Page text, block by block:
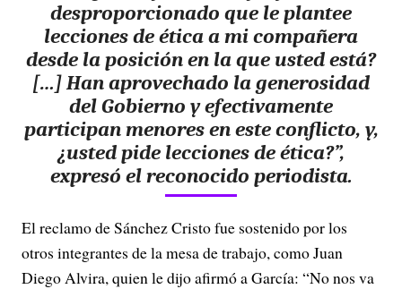
desproporcionado que le plantee
lecciones de ética a mi compañera
desde la posición en la que usted está?
[…] Han aprovechado la generosidad
del Gobierno y efectivamente
participan menores en este conflicto, y,
¿usted pide lecciones de ética?”,
expresó el reconocido periodista.
El reclamo de Sánchez Cristo fue sostenido por los
otros integrantes de la mesa de trabajo, como Juan
Diego Alvira, quien le dijo afirmó a García: “No nos va